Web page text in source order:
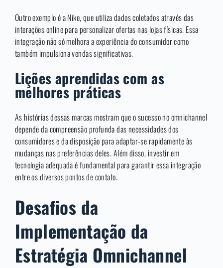
Outro exemplo é a Nike, que utiliza dados coletados através das
interações online para personalizar ofertas nas lojas físicas. Essa
integração não só melhora a experiência do consumidor como
também impulsiona vendas significativas.
Lições aprendidas com as
melhores práticas
As histórias dessas marcas mostram que o sucesso no omnichannel
depende da compreensão profunda das necessidades dos
consumidores e da disposição para adaptar-se rapidamente às
mudanças nas preferências deles. Além disso, investir em
tecnologia adequada é fundamental para garantir essa integração
entre os diversos pontos de contato.
Desafios da
Implementação da
Estratégia Omnichannel